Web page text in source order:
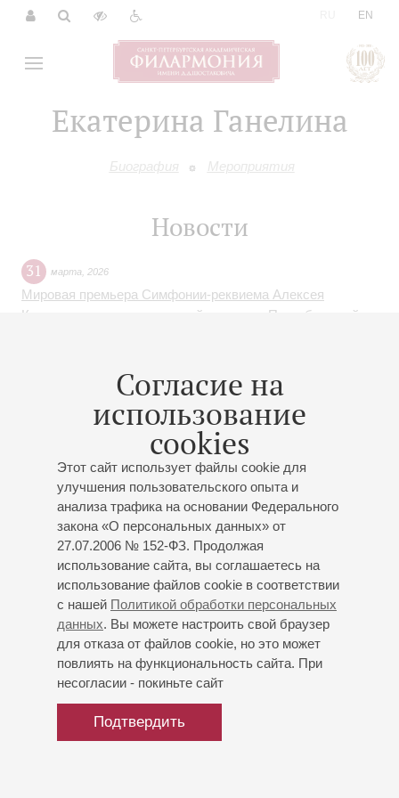
EN
Екатерина Ганелина
Биография Мероприятия
Согласие на
использование
cookies
Этот сайт использует файлы cookie для
улучшения пользовательского опыта и
анализа трафика на основании Федерального
закона «О персональных данных» от
27.07.2006 № 152-ФЗ. Продолжая
использование сайта, вы соглашаетесь на
использование файлов cookie в соответствии
с нашей Политикой обработки персональных
данных. Вы можете настроить свой браузер
для отказа от файлов cookie, но это может
повлиять на функциональность сайта. При
несогласии - покиньте сайт
Подтвердить
Новости
31 марта 2026
Мировая премьера Симфонии-реквиема Алексея
Крашенинникова, написанной по заказу Петербургской
российские оркестры
Хибла Герзмава выступила в Петербургской филармонии
с сольной программой
Фоторепортаж
сентября,2023
Вокальный вечер Хиблы Герзмава
Фоторепортаж
сентября,2023
Хибла Герзмава возвращается на сцену Петербургской
филармонии